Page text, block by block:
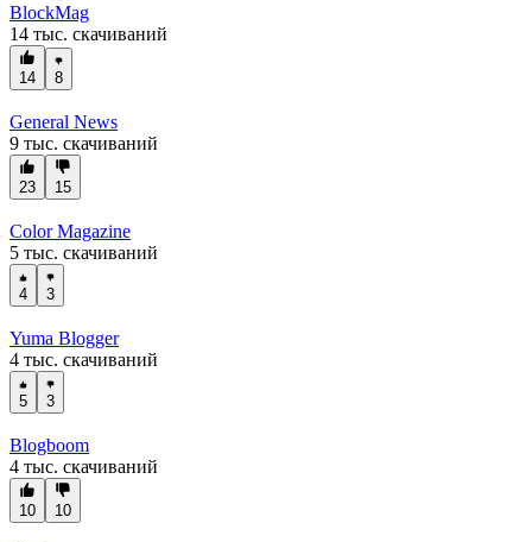
BlockMag
14 тыс. скачиваний
14 8
General News
9 тыс. скачиваний
23 15
Color Magazine
5 тыс. скачиваний
4 3
Yuma Blogger
4 тыс. скачиваний
5 3
Blogboom
4 тыс. скачиваний
10 10